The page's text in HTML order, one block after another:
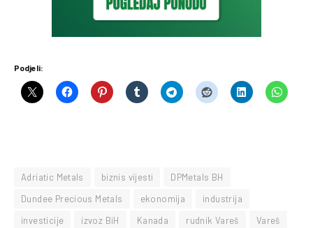
Podjeli:
Adriatic Metals biznis vijesti
DPMetals BH
Dundee Precious Metals
ekonomija
industrija
investicije
izvoz BiH Kanada rudnik Vareš Vareš